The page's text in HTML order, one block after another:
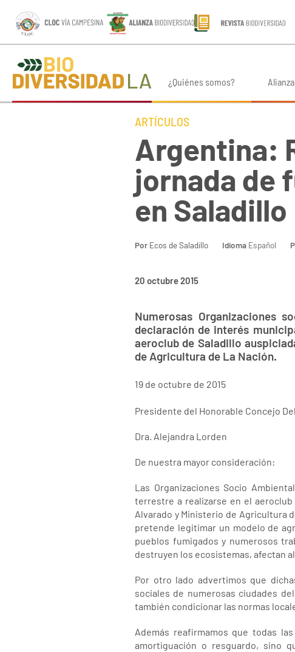
¿Quiénes somos?
ARTÍCULOS
Argentina:
jornada de
en Saladillo
Por Ecos de Saladillo Idioma Español
20 octubre 2015
Numerosas Organizaciones
declaración de interés
aeroclub de Saladillo
de Agricultura de La Nación.
19 de octubre de 2015
Presidente del Honorable Concejo
Dra. Alejandra Lorden
De nuestra mayor consideración:
Las Organizaciones Socio
terrestre a realizarse en el aeroclub
Alvarado y Ministerio de Agricultura
pretende legitimar un modelo de
pueblos fumigados y numerosos
destruyen los ecosistemas, afectan
Por otro lado advertimos que
sociales de numerosas ciudades
también condicionar las normas
Además reafirmamos que todas
amortiguación o resguardo, sino